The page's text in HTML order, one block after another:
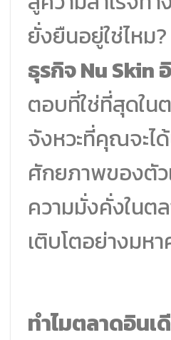
ยั่งยืนอยู่ใช่ไหม?
ธุรกิจ Nu Skin
ตอบที่ใช่ที่สุดใน
จังหวะที่คุณจะไ
ศักยภาพของตัว
ความมั่งคั่งในต
เติบโตอย่างมห
ทำไมตลาดอินเ